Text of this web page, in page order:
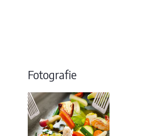
Fotografie